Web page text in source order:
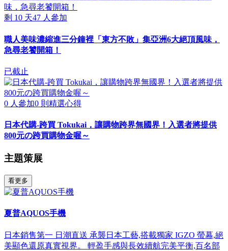
剩 10 天47 人參加
職人美味濃縮進三分鐘裡「東方不敗」集亞洲6大絕頂風味，
急尋老饕開箱！
已截止
0 人參加0 則精選心得
日本代購-跨買 Tokukai，讓購物跨界無國界！入選者將提供
800元の跨買購物金喔～
主題策展
看更多
夏普AQUOS手機
日本銷售第一 日潮直送 承襲日本工藝,搭載獨家 IGZO 螢幕,絕
美顯色還原真實視界。 輕盈手感與長效續航完美平衡,百名部